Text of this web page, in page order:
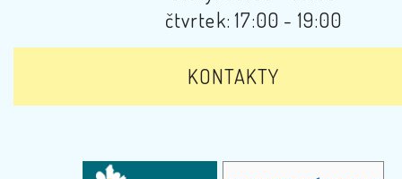
čtvrtek: 17:00 - 19:00
KONTAKTY